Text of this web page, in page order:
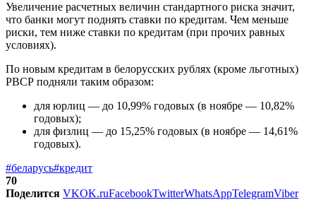
Увеличение расчетных величин стандартного риска значит,
что банки могут поднять ставки по кредитам. Чем меньше
риски, тем ниже ставки по кредитам (при прочих равных
условиях).
По новым кредитам в белорусских рублях (кроме льготных)
РВСР подняли таким образом:
для юрлиц — до 10,99% годовых (в ноябре — 10,82%
годовых);
для физлиц — до 15,25% годовых (в ноябре — 14,61%
годовых).
#беларусь#кредит
70
Поделится VKOK.ruFacebookTwitterWhatsAppTelegramViber